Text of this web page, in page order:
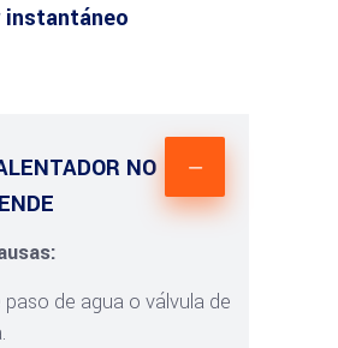
instantáneo
NO
paso de agua o válvula de